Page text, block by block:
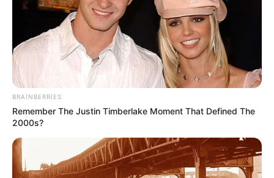
BRAINBERRIES
Remember The Justin Timberlake Moment That Defined The
2000s?